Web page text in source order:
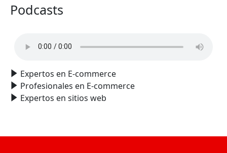
Podcasts
Expertos en E-commerce
Profesionales en E-commerce
Expertos en sitios web